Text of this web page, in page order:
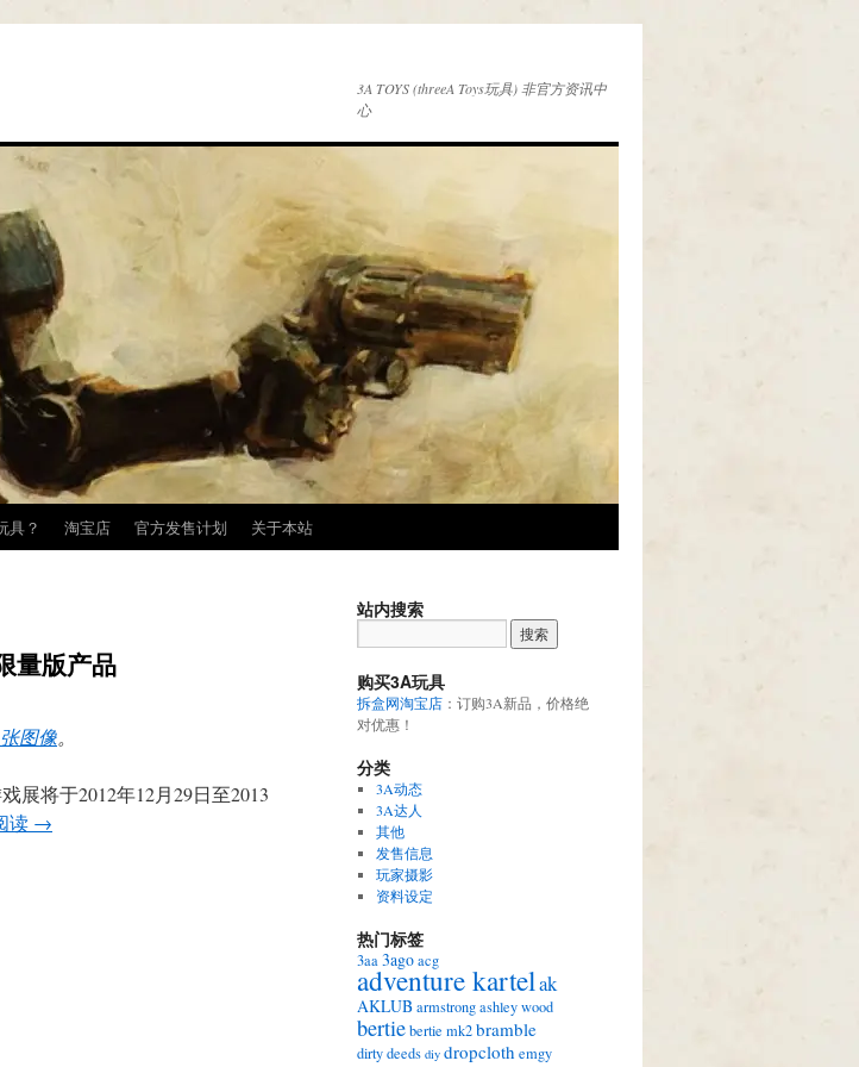
3A TOYS (threeA Toys玩具) 非官方资讯中
心
具？ 淘宝店 官方发售计划 关于本站
量版产品
图像。
展将于2012年12月29日至2013
读 →
站内搜索
购买3A玩具
拆盒网淘宝店 ：订购3A新品，价格绝
对优惠！
分类
3A动态
3A达人
其他
发售信息
玩家摄影
资料设定
热门标签
3aa 3agoacg
adventure kartelak
AKLUBarmstrongashley wood
bertiebertie mk2bramble
dirty deeds diy dropcloth emgy